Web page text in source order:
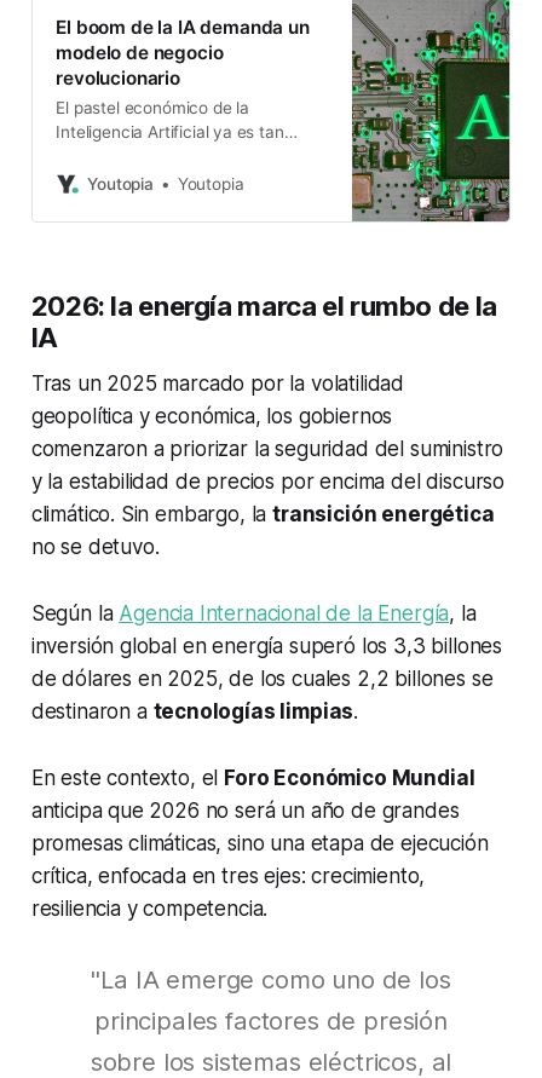
El boom de la IA demanda un
modelo de negocio
revolucionario
El pastel económico de la
Inteligencia Artificial ya es tan
compartido incluso entre rivales.
Youtopia Youtopia
2026: la energía marca el rumbo de la
IA
Tras un 2025 marcado por la volatilidad
geopolítica y económica, los gobiernos
comenzaron a priorizar la seguridad del suministro
y la estabilidad de precios por encima del discurso
climático. Sin embargo, latransición energética
no se detuvo.
Según la Agencia Internacional de la Energía, la
inversión global en energía superó los 3,3 billones
de dólares en 2025, de los cuales 2,2 billones se
destinaron a tecnologías limpias.
En este contexto, el Foro Económico Mundial
anticipa que 2026 no será un año de grandes
promesas climáticas, sino una etapa de ejecución
crítica, enfocada en tres ejes: crecimiento,
resiliencia y competencia.
"La IA emerge como uno de los
principales factores de presión
sobre los sistemas eléctricos, al